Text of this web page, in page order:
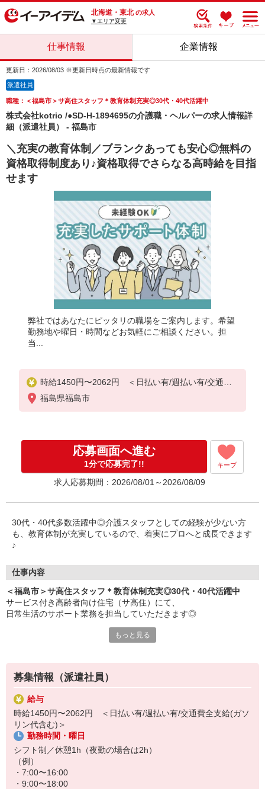
北海道・東北 の求人
▼エリア変更
仕事情報 企業情報
更新日：2026/08/03 ※更新日時点の最新情報です
派遣社員
職種：＜福島市＞サ高住スタッフ＊教育体制充実◎30代・40代活躍中
株式会社kotrio /●SD-H-1894695の介護職・ヘルパーの求人情報詳
細（派遣社員） - 福島市
＼充実の教育体制／ブランクあっても安心◎無料の
資格取得制度あり♪資格取得でさらなる高時給を目指
せます
弊社ではあなたにピッタリの職場をご案内します。希望
勤務地や曜日・時間などお気軽にご相談ください。担
当...
時給1450円〜2062円 ＜日払い有/週払い有/交通費
全支給(ガソリン代含む)＞
福島県福島市
応募画面へ進む
1分で応募完了!! キープ
求人応募期間：2026/08/01～2026/08/09
30代・40代多数活躍中◎介護スタッフとしての経験が少ない方
も、教育体制が充実しているので、着実にプロへと成長できます
♪
仕事内容
＜福島市＞サ高住スタッフ＊教育体制充実◎30代・40代活躍中
サービス付き高齢者向け住宅（サ高住）にて、
日常生活のサポート業務を担当していただきます◎
・施設内やお部屋の簡単なお掃除
・お話し相手やレクリエーションのサポート
など
充実した教育体制あり◎
わからないことは何でも気軽に質問できる環境です！
ブランクがあっても安心♪
着実に成長して、介護のプロとして活躍しましょう＊
もっと見る
募集情報（派遣社員）
給与
時給1450円〜2062円 ＜日払い有/週払い有/交通費全支給(ガソ
リン代含む)＞
勤務時間・曜日
シフト制／休憩1h（夜勤の場合は2h）
（例）
・7:00〜16:00
・9:00〜18:00